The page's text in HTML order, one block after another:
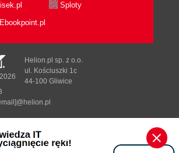
Sploty
Tonik.pl
Helion.pl sp. z o.o.
ul. Kościuszki 1c
44-100 Gliwice